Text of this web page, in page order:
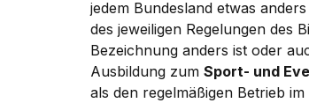
jedem Bundesland etwas
des jeweiligen Regelungen des
Bezeichnung anders ist oder
Ausbildung zum Sport- und
als den regelmäßigen Betrieb